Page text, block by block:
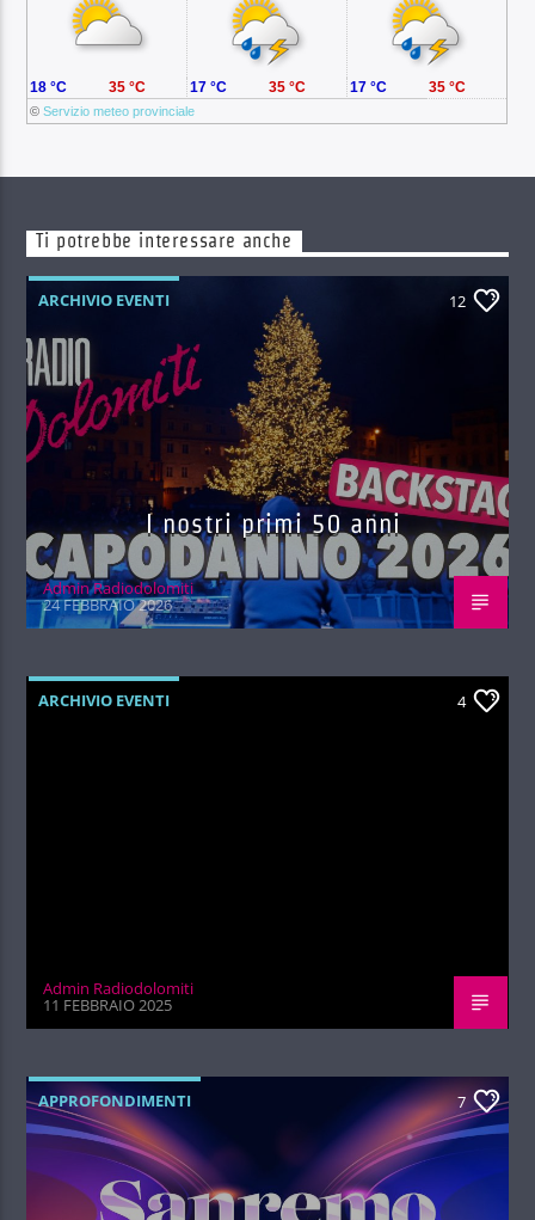
©Servizio meteo provinciale
18 °C 35 °C 17 °C 35 °C 17 °C 35 °C
Ti potrebbe interessare anche
ARCHIVIO EVENTI 12
I nostri primi 50 anni
Admin Radiodolomiti
24 FEBBRAIO 2026
ARCHIVIO EVENTI 4
Admin Radiodolomiti
11 FEBBRAIO 2025
APPROFONDIMENTI 7